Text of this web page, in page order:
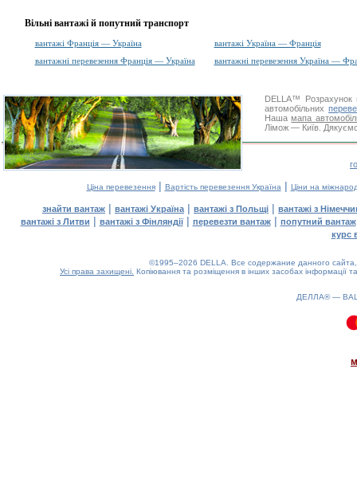
Вільні вантажі й попутний транспорт
вантажі Франція — Україна
вантажі Україна — Франція
вантажні перевезення Франція — Україна
вантажні перевезення Україна —
DELLA™
Розрахунок
автомобільних
Нашамапа
Лімож — Київ. Дякуємо
Ціна перевезення| Вартість перевезення Україна | Ціни на
знайти вантаж | вантажі Україна | вантажі з Польщі | вантажі з
вантажі з Литви | вантажі з Фінляндії| перевезти вантаж| попутний вантаж
курс
©1995–2026 DELLA. Все содержание данного
Усі права захищені. Копіювання та розміщення в інших засобах інформації
ДЕЛЛА® —